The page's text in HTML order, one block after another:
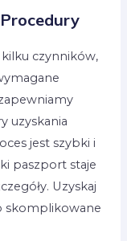
czynników,
uzyskania
jest szybki i
paszport staje
Uzyskaj
skomplikowane